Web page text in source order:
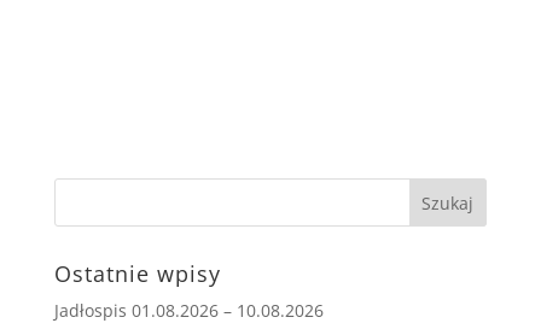
Ostatnie wpisy
Jadłospis 01.08.2026 – 10.08.2026